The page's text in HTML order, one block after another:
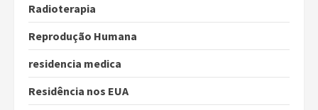
Radioterapia
Reprodução Humana
residencia medica
Residência nos EUA